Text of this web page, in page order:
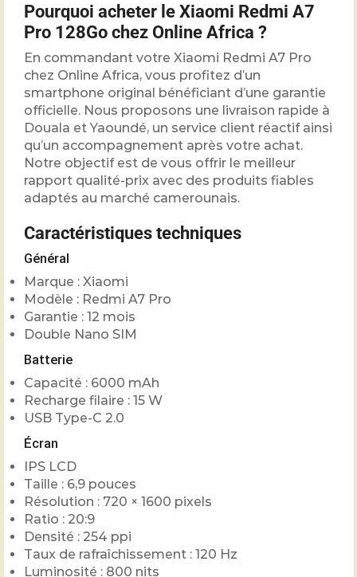
Pourquoi acheter le Xiaomi Redmi A7
Pro 128Go chez Online Africa ?
En commandant votre Xiaomi Redmi A7 Pro
chez Online Africa, vous profitez d’un
smartphone original bénéficiant d’une garantie
officielle. Nous proposons une livraison rapide à
Douala et Yaoundé, un service client réactif ainsi
qu’un accompagnement après votre achat.
Notre objectif est de vous offrir le meilleur
rapport qualité-prix avec des produits fiables
adaptés au marché camerounais.
Caractéristiques techniques
Général
Marque : Xiaomi
Modèle : Redmi A7 Pro
Garantie : 12 mois
Double Nano SIM
Batterie
Capacité : 6000 mAh
Recharge filaire : 15 W
USB Type-C 2.0
Écran
IPS LCD
Taille : 6,9 pouces
Résolution : 720 × 1600 pixels
Ratio : 20:9
Densité : 254 ppi
Taux de rafraîchissement : 120 Hz
Luminosité : 800 nits